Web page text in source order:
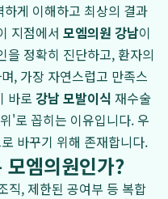
게 이해하고 최상의 결과
지점에서 모엠의원 강남이
을 정확히 진단하고, 환자의
, 가장 자연스럽고 만족스
바로 강남 모발이식 재수술
'로 꼽히는 이유입니다. 우
바꾸기 위해 존재합니다.
엠의원인가?
직, 제한된 공여부 등 복합